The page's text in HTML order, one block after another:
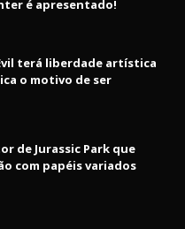
é apresentado!
terá liberdade artística
o motivo de ser
de Jurassic Park que
com papéis variados